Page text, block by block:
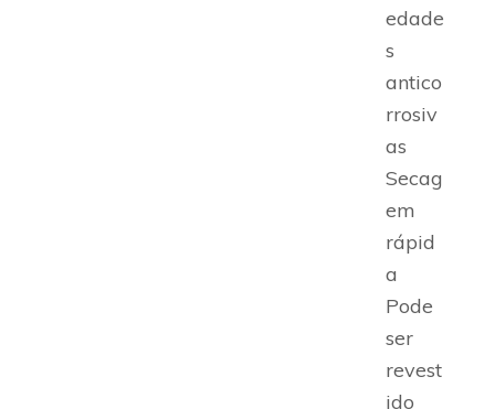
edade
s
antico
rrosiv
as
Secag
em
rápid
a
Pode
ser
revest
ido